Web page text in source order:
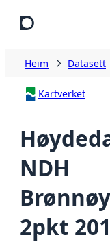
Heim Datasett
Kartverket
NDH
Brønnøy
2pkt